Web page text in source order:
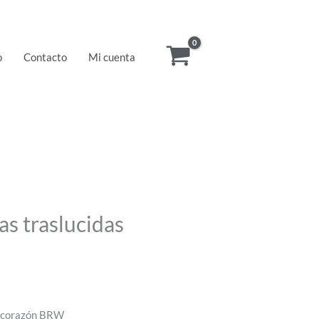
Contacto Mi cuenta
traslucidas
BRW